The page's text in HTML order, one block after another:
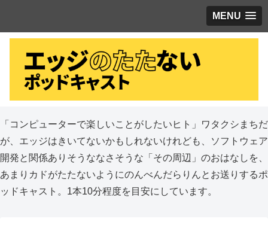
MENU
「コンピューターで楽しいことがしたいヒト」ワタクシまちだ
が、エッジはきいてないかもしれないけれども、ソフトウェア
開発と関係ありそうななさそうな「その周辺」のおはなしを、
あまりカドがたたないようにのんべんだらりんとお送りするポ
ッドキャスト。1本10分程度を目安にしています。